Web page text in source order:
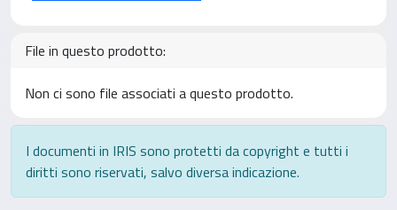
File in questo prodotto:
Non ci sono file associati a questo prodotto.
I documenti in IRIS sono protetti da copyright e tutti i
diritti sono riservati, salvo diversa indicazione.